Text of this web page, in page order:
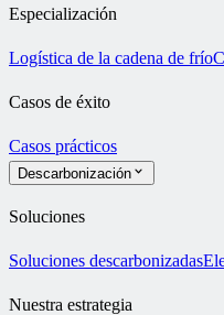
Especialización
Logística de la cadena de frío
Casos de éxito
Casos prácticos
Descarbonización
Soluciones
Soluciones descarbonizadas
Nuestra estrategia